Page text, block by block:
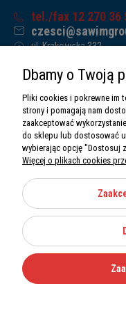
tel./fax 12 270 36
ul. Krakowska 332,
Sawim Group Mariusz
NIP: 5130284470
REGON: 5246591010
O nas
Informacje
Moje konto
Kategorie
Dbamy o Twoją
Pliki cookies i pokrewne im
strony i pomagają nam
zaakceptować
do sklepu lub dostosować
wybierając opcję "Dostosuj
Więcej o plikach cookies